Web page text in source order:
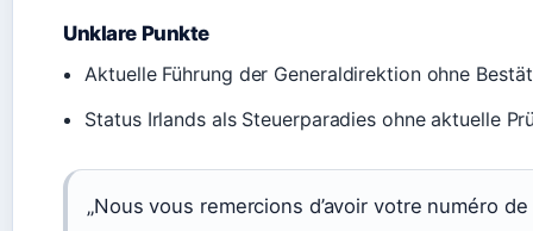
Unklare Punkte
Aktuelle Führung der Generaldirektion ohne
Status Irlands als Steuerparadies ohne aktuelle
„Nous vous remercions d’avoir votre numéro